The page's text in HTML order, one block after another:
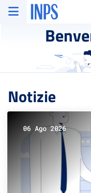
Vai al menu principale
Vai al contenuto principale
Vai al pie' di pagina
INPS ()
Notizie
06 Ago 2026